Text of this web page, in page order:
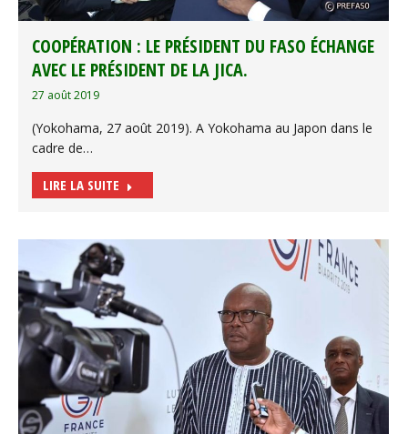
COOPÉRATION : LE PRÉSIDENT DU FASO ÉCHANGE
AVEC LE PRÉSIDENT DE LA JICA.
27 août 2019
(Yokohama, 27 août 2019). A Yokohama au Japon dans le
cadre de…
LIRE LA SUITE